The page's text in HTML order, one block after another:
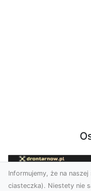
Informujemy, że na
ciasteczka). Niestety nie